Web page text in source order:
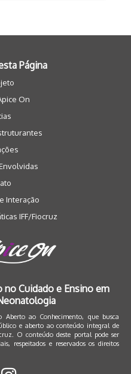
Página
On
Interação
IFF/Fiocruz
Cuidado e Ensino em
Aberto ao Conhecimento, que busca
e aberto ao conteúdo integral de
O conteúdo deste portal pode ser
respeitados e reservados os direitos